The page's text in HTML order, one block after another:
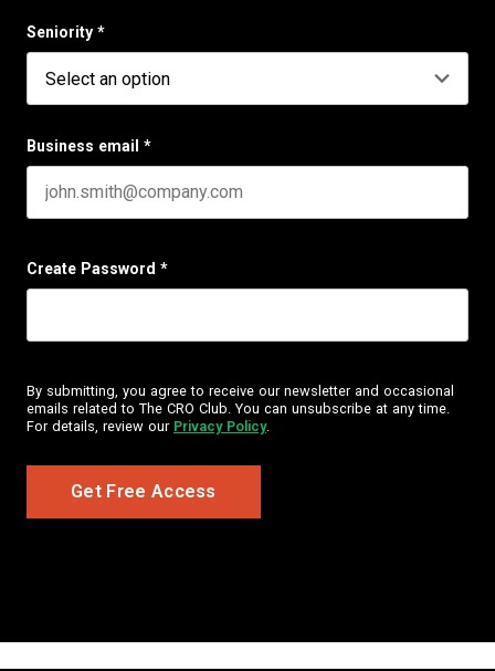
Seniority *
Business email *
Create Password *
By submitting, you agree to receive our newsletter and occasional
emails related to The CRO Club. You can unsubscribe at any time.
For details, review our Privacy Policy.